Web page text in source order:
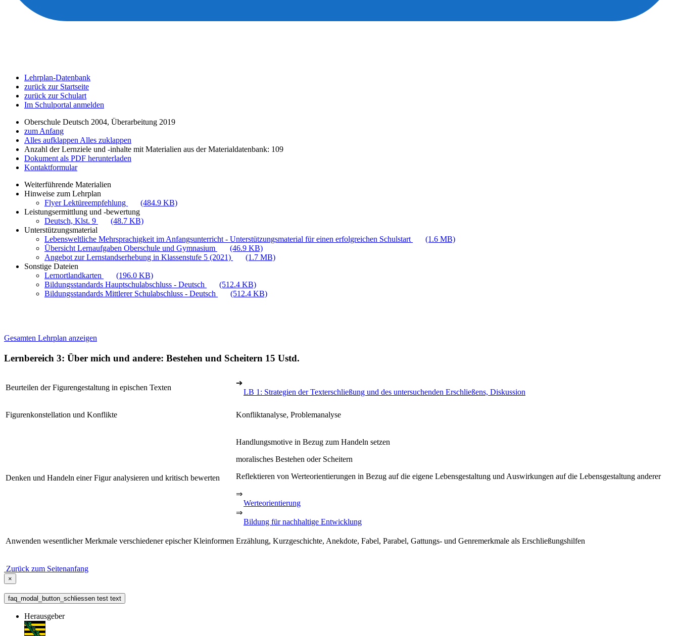
Lehrplan-Datenbank
zurück zur Startseite
zurück zur Schulart
Im Schulportal anmelden
Oberschule Deutsch 2004, Überarbeitung 2019
zum Anfang
Alles aufklappen Alles zuklappen
Anzahl der Lernziele und -inhalte mit Materialien aus der Materialdatenbank: 109
Dokument als PDF herunterladen
Kontaktformular
Weiterführende Materialien
Hinweise zum Lehrplan
Flyer Lektüreempfehlung
(484.9 KB)
Leistungsermittlung und -bewertung
Deutsch, Klst. 9
(48.7 KB)
Unterstützungsmaterial
Lebensweltliche Mehrsprachigkeit im Anfangsunterricht - Unterstützungsmaterial für einen erfolgreichen Schulstart
(1.6 MB)
Übersicht Lernaufgaben Oberschule und Gymnasium
(46.9 KB)
Angebot zur Lernstandserhebung in Klassenstufe 5 (2021)
(1.7 MB)
Sonstige Dateien
Lernortlandkarten
(196.0 KB)
Bildungsstandards Hauptschulabschluss - Deutsch
(512.4 KB)
Bildungsstandards Mittlerer Schulabschluss - Deutsch
(512.4 KB)
Gesamten Lehrplan anzeigen
Lernbereich 3: Über mich und andere: Bestehen und Scheitern 15 Ustd.
Beurteilen der Figurengestaltung in epischen Texten
➔
LB 1: Strategien der Texterschließung und des untersuchenden Erschließens, Diskussion
Figurenkonstellation und Konflikte Konfliktanalyse, Problemanalyse
Denken und Handeln einer Figur analysieren und kritisch bewerten
Handlungsmotive in Bezug zum Handeln setzen
moralisches Bestehen oder Scheitern
Reflektieren von Werteorientierungen in Bezug auf die eigene Lebensgestaltung und Auswirkungen auf die Lebensgestaltung anderer
⇒
Werteorientierung
⇒
Bildung für nachhaltige Entwicklung
Anwenden wesentlicher Merkmale verschiedener epischer Kleinformen Erzählung, Kurzgeschichte, Anekdote, Fabel, Parabel, Gattungs- und Genremerkmale als Erschließungshilfen
Zurück zum Seitenanfang
×
faq_modal_button_schliessen test text
Herausgeber